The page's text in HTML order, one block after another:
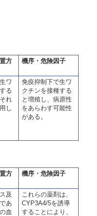
方
機序・危険因子
ワ
る
れ
し
免疫抑制下で生ワ
クチンを接種する
と増殖し、病原性
をあらわす可能性
がある。
方
機序・危険因子
及
あ
血
これらの薬剤は、
CYP3A4/5を誘導
することにより、